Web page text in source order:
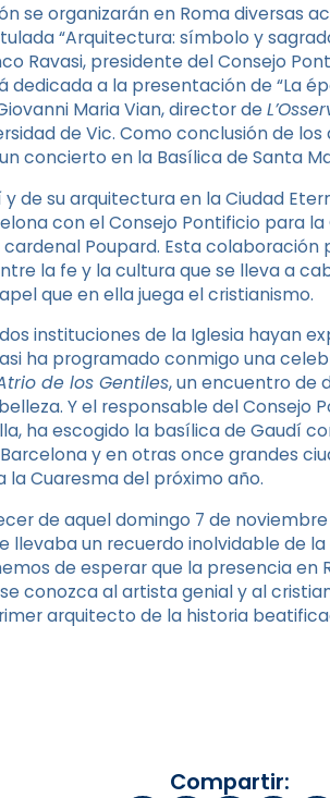
se organizarán en Roma diversas
“Arquitectura: símbolo y
Ravasi, presidente del Consejo
dedicada a la presentación de “La
Maria Vian, director de
de Vic. Como conclusión de
concierto en la Basílica de Santa
y de su arquitectura en la Ciudad
con el Consejo Pontificio para
Poupard. Esta
la fe y la cultura que se lleva a
que en ella juega el cristianismo.
instituciones de la Iglesia hayan
ha programado conmigo una
de los Gentiles, un encuentro de
Y el responsable del Consejo
ha escogido la basílica de Gaudí
y en otras once grandes
la Cuaresma del próximo año.
de aquel domingo 7 de
llevaba un recuerdo inolvidable de
de esperar que la presencia en
conozca al artista genial y al
arquitecto de la historia
Compartir: